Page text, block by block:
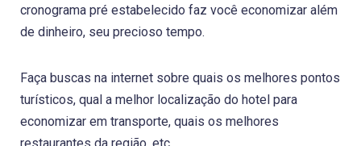
cronograma pré estabelecido faz você economizar além
de dinheiro, seu precioso tempo.
Faça buscas na internet sobre quais os melhores pontos
turísticos, qual a melhor localização do hotel para
economizar em transporte, quais os melhores